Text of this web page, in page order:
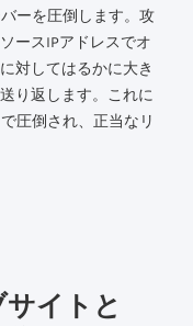
ーを圧倒します。攻
ースIPアドレスでオ
対してはるかに大き
り返します。これに
圧倒され、正当なリ
イトと